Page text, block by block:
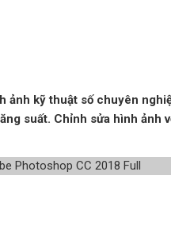
kỹ thuật số chuyên
suất. Chỉnh sửa hình